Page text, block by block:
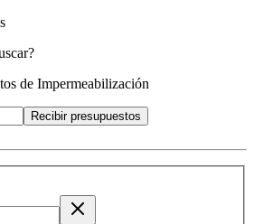
de Impermeabilización
Recibir presupuestos